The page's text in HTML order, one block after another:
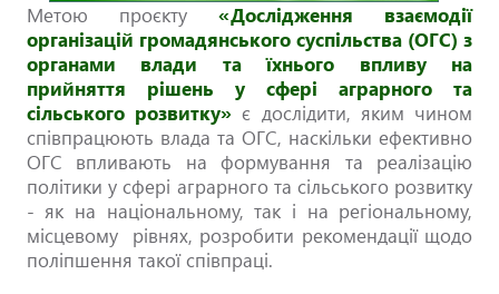
Метою проєкту«Дослідження взаємодії
організацій громадянського суспільства (ОГС) з
органами влади та їхнього впливу на
прийняття рішень у сфері аграрного та
сільського розвитку» є дослідити, яким чином
співпрацюють влада та ОГС, наскільки ефективно
ОГС впливають на формування та реалізацію
політики у сфері аграрного та сільського розвитку
- як на національному, так і на регіональному,
місцевому рівнях, розробити рекомендації щодо
поліпшення такої співпраці.